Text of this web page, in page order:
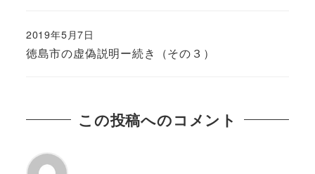
徳島市の虚偽説明ー続き（その３）
2019年5月7日
この投稿へのコメント